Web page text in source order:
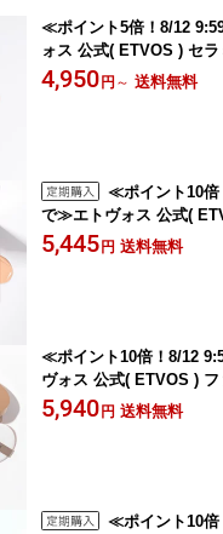
≪ポイント5倍！8/12
ォス 公式( ETVOS ) セ
保湿 UV ベースメイク ツ
肌 下地 低刺激 パラベン
4,950 円 ～ 送料無料
≪ポイント10倍
で≫エトヴォス 公式(
PA+++ 下地 コンシーラ
セット シミ クマ ニキビ
5,445 円 送料無料
≪ポイント10倍！8/12
ヴォス 公式( ETVOS )
ン クッションファンデ
ツヤ肌 日本製 UV 保湿
5,940 円 送料無料
≪ポイント10倍